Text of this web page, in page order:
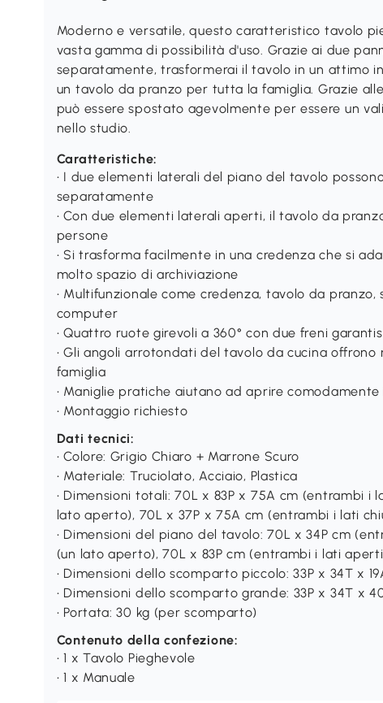
Moderno e versatile, questo caratteristico tavolo
vasta gamma di possibilità d'uso. Grazie ai due
separatamente, trasformerai il tavolo in un attimo
un tavolo da pranzo per tutta la famiglia. Grazie
può essere spostato agevolmente per essere un
nello studio.
Caratteristiche:
• I due elementi laterali del piano del tavolo
separatamente
• Con due elementi laterali aperti, il tavolo da
persone
• Si trasforma facilmente in una credenza che si
molto spazio di archiviazione
• Multifunzionale come credenza, tavolo da
computer
• Quattro ruote girevoli a 360° con due freni
• Gli angoli arrotondati del tavolo da cucina offrono
famiglia
• Maniglie pratiche aiutano ad aprire comodamente
• Montaggio richiesto
Dati tecnici:
• Colore: Grigio Chiaro + Marrone Scuro
• Materiale: Truciolato, Acciaio, Plastica
• Dimensioni totali: 70L x 83P x 75A cm (entrambi i
lato aperto), 70L x 37P x 75A cm (entrambi i lati
• Dimensioni del piano del tavolo: 70L x 34P cm
(un lato aperto), 70L x 83P cm (entrambi i lati
• Dimensioni dello scomparto piccolo: 33P x 34T x
• Dimensioni dello scomparto grande: 33P x 34T x
• Portata: 30 kg (per scomparto)
Contenuto della confezione:
• 1 x Tavolo Pieghevole
• 1 x Manuale